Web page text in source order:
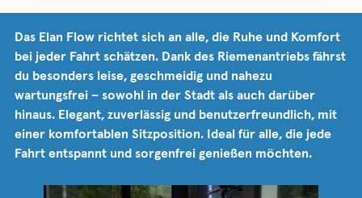
Das Elan Flow richtet sich an alle, die Ruhe und Komfort
bei jeder Fahrt schätzen. Dank des Riemenantriebs fährst
du besonders leise, geschmeidig und nahezu
wartungsfrei – sowohl in der Stadt als auch darüber
hinaus. Elegant, zuverlässig und benutzerfreundlich, mit
einer komfortablen Sitzposition. Ideal für alle, die jede
Fahrt entspannt und sorgenfrei genießen möchten.